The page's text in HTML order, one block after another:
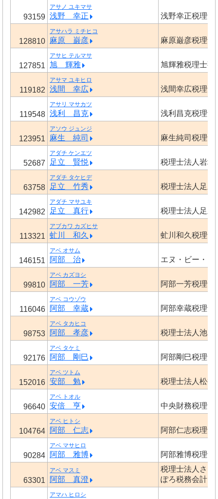
93159
アサノ ユキマサ
浅野 幸正 浅野幸正税理士
128810
アサハラ ミチヒコ
麻原 巌彦 麻原巌彦税理士
127851
アサヒ テルマサ
旭 輝雅 旭輝雅税理士事
119182
アサマ ユキヒロ
浅間 幸広 浅間幸広税理士
119548
アサリ マサカツ
浅利 昌克 浅利昌克税理士
123951
アソウ ジュンジ
麻生 純司 麻生純司税理士
52687
アダチ ケンエツ
足立 賢悦 税理士法人岩城
63758
アダチ タケヒデ
足立 竹秀 税理士法人足立
142982
アダチ マサユキ
足立 真行 税理士法人足
113321
アブカワ カズヒサ
虻川 和久 虻川和久税理士
146151
アベ オサム
阿部 治 エヌ・ビー・シ
99810
アベ カズヨシ
阿部 一芳 阿部一芳税理士
116046
アベ コウゾウ
阿部 幸蔵 阿部幸蔵税理士
98753
アベ タカヒコ
阿部 孝彦 税理士法人池
92176
アベ タケミ
阿部 剛巳 阿部剛巳税理士
152016
アベ ツトム
安部 勉 税理士法人松井
96640
アベ トオル
安倍 亨 中央財務税理士
104764
アベ ヒトシ
阿部 仁志 阿部仁志税理士
90284
アベ マサヒロ
阿部 雅博 阿部雅博税理士
63301
アベ マスミ
阿部 真澄
税理士法人さ
ぽろ税務会計
アマハ ヒロシ